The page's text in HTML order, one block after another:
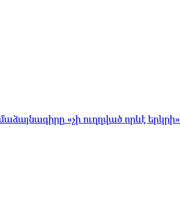
«չի ուղղված որևէ երկրի»